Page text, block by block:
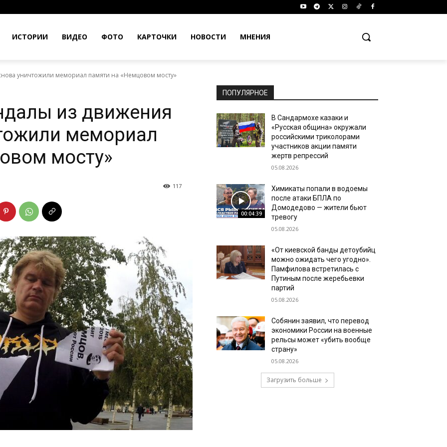
ИСТОРИИ ВИДЕО ФОТО КАРТОЧКИ НОВОСТИ МНЕНИЯ
уничтожили мемориал памяти на «Немцовом мосту»
из движения
мемориал
мосту»
117
ПОПУЛЯРНОЕ
В Сандармохе казаки и
«Русская община» окружали
российскими триколорами
участников акции памяти
жертв репрессий
05.08.2026
00:04:39
Химикаты попали в водоемы
после атаки БПЛА по
Домодедово — жители бьют
тревогу
05.08.2026
«От киевской банды детоубийц
можно ожидать чего угодно».
Памфилова встретилась с
Путиным после жеребьевки
партий
05.08.2026
Собянин заявил, что перевод
экономики России на военные
рельсы может «убить вообще
страну»
05.08.2026
Загрузить больше